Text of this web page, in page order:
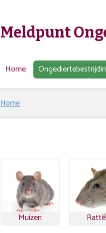
Meldpunt
Home
Home
Muizen